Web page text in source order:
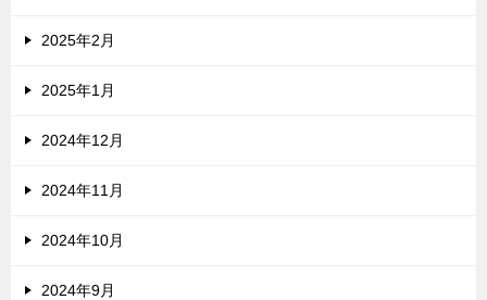
2025年2月
2025年1月
2024年12月
2024年11月
2024年10月
2024年9月